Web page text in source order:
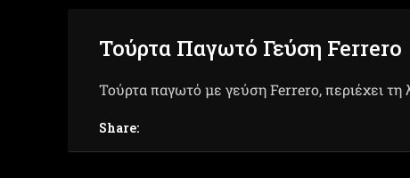
Τούρτα Παγωτό Γεύση Ferrero
Τούρτα παγωτό με γεύση Ferrero, περιέχει τη
Share: